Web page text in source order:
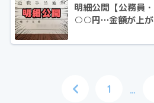
明細公開【公務員
○○円…金額が上が
1 …